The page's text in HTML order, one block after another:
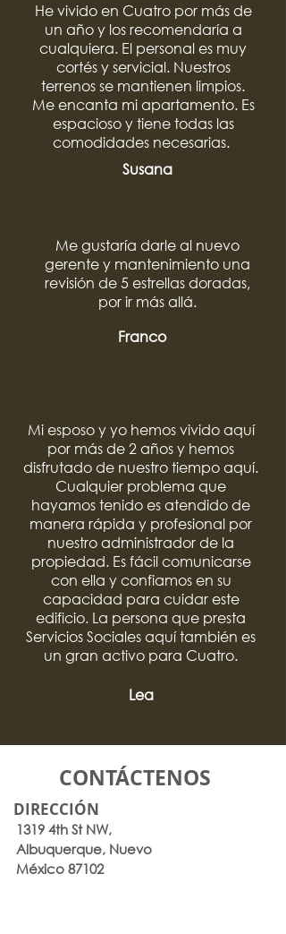
He vivido en Cuatro por más de
un año y los recomendaría a
cualquiera. El personal es muy
cortés y servicial. Nuestros
terrenos se mantienen limpios.
Me encanta mi apartamento. Es
espacioso y tiene todas las
comodidades necesarias.
Susana
Me gustaría darle al nuevo
gerente y mantenimiento una
revisión de 5 estrellas doradas,
por ir más allá.
Franco
Mi esposo y yo hemos vivido aquí
por más de 2 años y hemos
disfrutado de nuestro tiempo aquí.
Cualquier problema que
hayamos tenido es atendido de
manera rápida y profesional por
nuestro administrador de la
propiedad. Es fácil comunicarse
con ella y confiamos en su
capacidad para cuidar este
edificio. La persona que presta
Servicios Sociales aquí también es
un gran activo para Cuatro.
Lea
CONTÁCTENOS
DIRECCIÓN
1319 4th St NW,
Albuquerque, Nuevo
México 87102